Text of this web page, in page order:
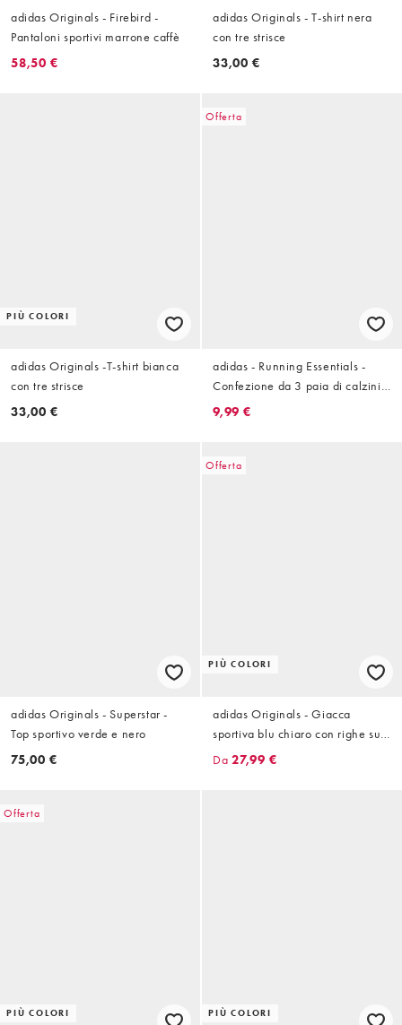
adidas Originals - Firebird -
Pantaloni sportivi marrone caffè
58,50 €
adidas Originals - T-shirt nera
con tre strisce
33,00 €
PIÙ COLORI
adidas Originals -T-shirt bianca
con tre strisce
33,00 €
Offerta
adidas - Running Essentials -
Confezione da 3 paia di calzini
sportivi neri
9,99 €
adidas Originals - Superstar -
Top sportivo verde e nero
75,00 €
Offerta
PIÙ COLORI
adidas Originals - Giacca
sportiva blu chiaro con righe sul
petto
Da 27,99 €
Offerta
PIÙ COLORI PIÙ COLORI